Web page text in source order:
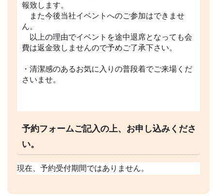
報致します。
また今後当社イベントへのご参加はできませ
ん。
以上の理由でイベントを途中退席となっても会
費は返金致しませんので予めご了承下さい。
・清潔感のあるお気に入りの普段着でご来場くだ
さいませ。
予約フォームご記入の上、お申し込みくださ
い。
現在、予約受付期間ではありません。